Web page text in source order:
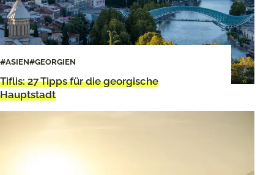
#ASIEN#GEORGIEN
Tiflis: 27 Tipps für die georgische
Hauptstadt